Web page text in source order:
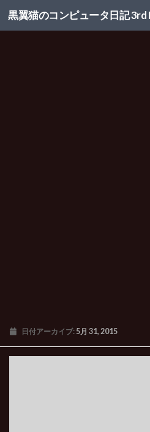
コンテンツへスキップ
黒翼猫のコンピュータ日記 3rd
日付アーカイブ: 5月 31, 2015